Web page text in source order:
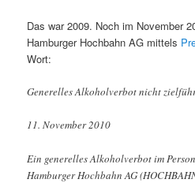
Das war 2009. Noch im November
Hamburger Hochbahn AG mittels
Wort:
Generelles Alkoholverbot nicht
11. November 2010
Ein generelles Alkoholverbot im
Hamburger Hochbahn AG